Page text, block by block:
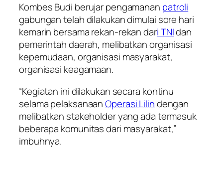
Kombes Budi berujar pengamanan patroli
gabungan telah dilakukan dimulai sore hari
kemarin bersama rekan-rekan dari TNIdan
pemerintah daerah, melibatkan organisasi
kepemudaan, organisasi masyarakat,
organisasi keagamaan.
“Kegiatan ini dilakukan secara kontinu
selama pelaksanaanOperasi Lilindengan
melibatkan stakeholder yang ada termasuk
beberapa komunitas dari masyarakat,”
imbuhnya.